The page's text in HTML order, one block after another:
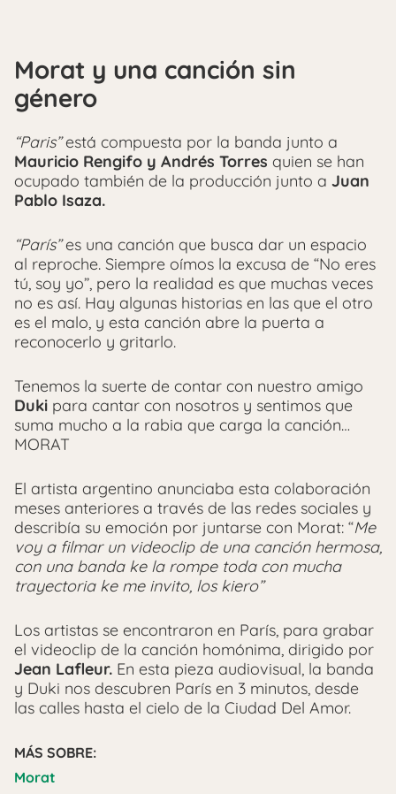
Morat y una canción sin
género
“Paris”está compuesta por la banda junto a
Mauricio Rengifo y Andrés Torres quien se han
ocupado también de la producción junto a Juan
Pablo Isaza.
“París”es una canción que busca dar un espacio
al reproche. Siempre oímos la excusa de “No eres
tú, soy yo”, pero la realidad es que muchas veces
no es así. Hay algunas historias en las que el otro
es el malo, y esta canción abre la puerta a
reconocerlo y gritarlo.
Tenemos la suerte de contar con nuestro amigo
Duki para cantar con nosotros y sentimos que
suma mucho a la rabia que carga la canción…
MORAT
El artista argentino anunciaba esta colaboración
meses anteriores a través de las redes sociales y
describía su emoción por juntarse con Morat: “Me
voy a filmar un videoclip de una canción hermosa,
con una banda ke la rompe toda con mucha
trayectoria ke me invito, los kiero”
Los artistas se encontraron en París, para grabar
el videoclip de la canción homónima, dirigido por
Jean Lafleur. En esta pieza audiovisual, la banda
y Duki nos descubren París en 3 minutos, desde
las calles hasta el cielo de la Ciudad Del Amor.
MÁS SOBRE:
Morat